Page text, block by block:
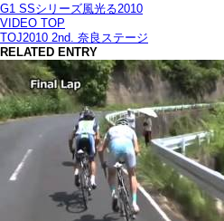
G1 SSシリーズ風光る2010
VIDEO TOP
TOJ2010 2nd. 奈良ステージ
RELATED ENTRY